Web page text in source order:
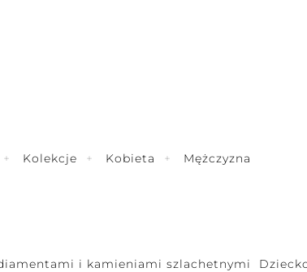
Kolekcje Kobieta Mężczyzna
i kamieniami szlachetnymi